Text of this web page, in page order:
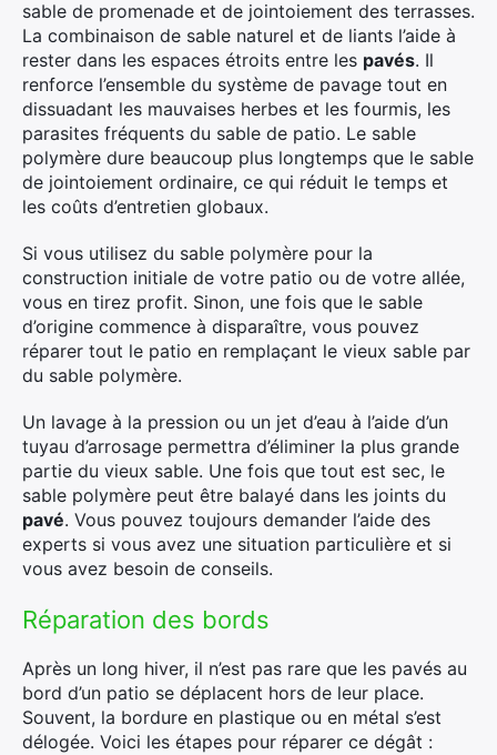
sable de promenade et de jointoiement des terrasses.
La combinaison de sable naturel et de liants l’aide à
rester dans les espaces étroits entre les pavés. Il
renforce l’ensemble du système de pavage tout en
dissuadant les mauvaises herbes et les fourmis, les
parasites fréquents du sable de patio. Le sable
polymère dure beaucoup plus longtemps que le sable
de jointoiement ordinaire, ce qui réduit le temps et
les coûts d’entretien globaux.
Si vous utilisez du sable polymère pour la
construction initiale de votre patio ou de votre allée,
vous en tirez profit. Sinon, une fois que le sable
d’origine commence à disparaître, vous pouvez
réparer tout le patio en remplaçant le vieux sable par
du sable polymère.
Un lavage à la pression ou un jet d’eau à l’aide d’un
tuyau d’arrosage permettra d’éliminer la plus grande
partie du vieux sable. Une fois que tout est sec, le
sable polymère peut être balayé dans les joints du
pavé. Vous pouvez toujours demander l’aide des
experts si vous avez une situation particulière et si
vous avez besoin de conseils.
Réparation des bords
Après un long hiver, il n’est pas rare que les pavés au
bord d’un patio se déplacent hors de leur place.
Souvent, la bordure en plastique ou en métal s’est
délogée. Voici les étapes pour réparer ce dégât :